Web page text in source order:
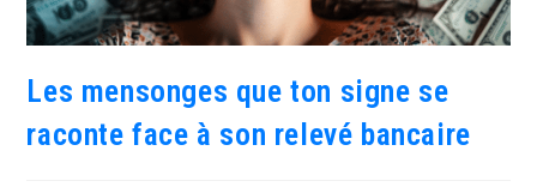
Les mensonges que ton signe se
raconte face à son relevé bancaire